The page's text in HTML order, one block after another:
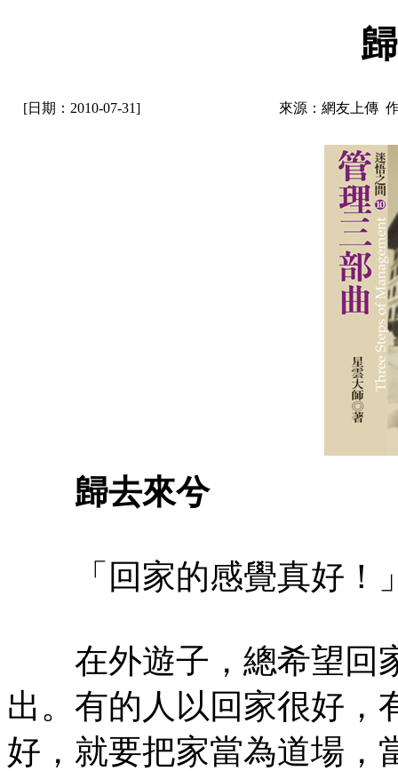
[日期：2010-07-31] 來源：網友上傳
歸去來兮
「回家的感覺真好！
在外遊子，總希望回
出。有的人以回家很好，
好，就要把家當為道場，